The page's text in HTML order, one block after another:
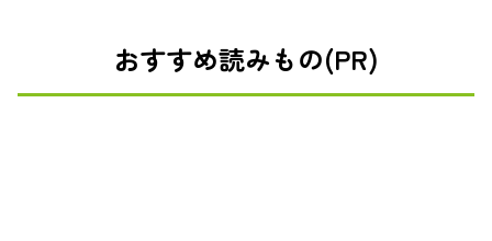
おすすめ読みもの(PR)